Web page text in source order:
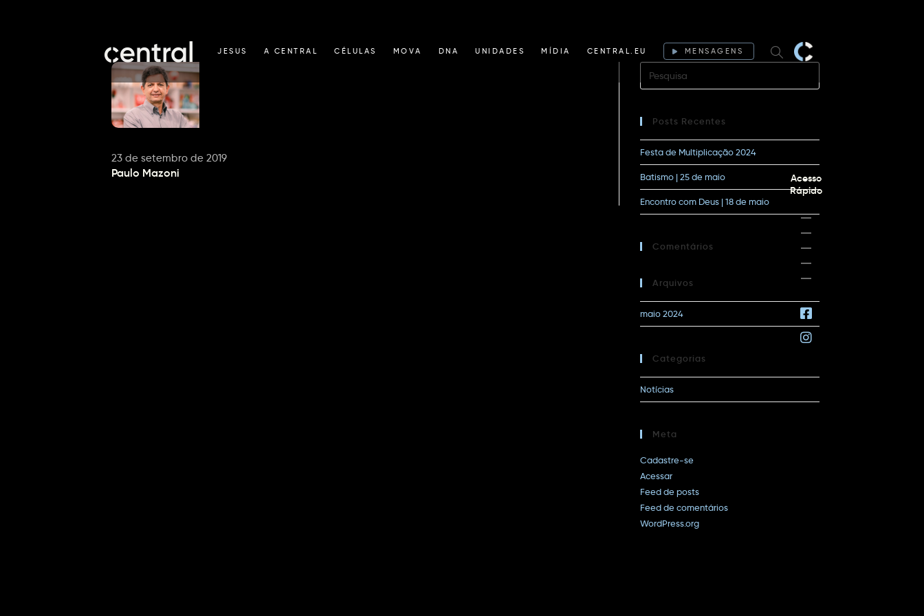
Acesso
Rápido
JESUS A CENTRAL CÉLULAS MOVA DNA UNIDADES MÍDIA CENTRAL.EU MENSAGENS
23 de setembro de 2019
Paulo Mazoni
Posts Recentes
Festa de Multiplicação 2024
Batismo | 25 de maio
Encontro com Deus | 18 de maio
Comentários
Arquivos
maio 2024
Categorias
Notícias
Meta
Cadastre-se
Acessar
Feed de posts
Feed de comentários
WordPress.org